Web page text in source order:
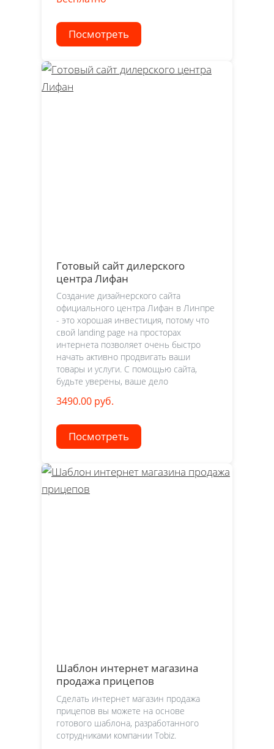
Посмотреть
Готовый сайт дилерского
центра Лифан
Создание дизайнерского сайта
официального центра Лифан в Линпре
- это хорошая инвестиция, потому что
свой landing page на просторах
интернета позволяет очень быстро
начать активно продвигать ваши
товары и услуги. С помощью сайта,
будьте уверены, ваше дело
3490.00 руб.
Посмотреть
Шаблон интернет магазина
продажа прицепов
Сделать интернет магазин продажа
прицепов вы можете на основе
готового шаблона, разработанного
сотрудниками компании Tobiz.